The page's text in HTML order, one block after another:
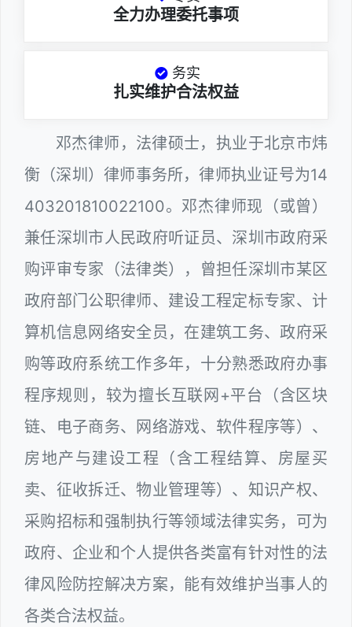
全力办理委托事项
务实
扎实维护合法权益
邓杰律师，法律硕士，执业于北京市炜
衡（深圳）律师事务所，律师执业证号为14
403201810022100。邓杰律师现（或曾）
兼任深圳市人民政府听证员、深圳市政府采
购评审专家（法律类），曾担任深圳市某区
政府部门公职律师、建设工程定标专家、计
算机信息网络安全员，在建筑工务、政府采
购等政府系统工作多年，十分熟悉政府办事
程序规则，较为擅长互联网+平台（含区块
链、电子商务、网络游戏、软件程序等）、
房地产与建设工程（含工程结算、房屋买
卖、征收拆迁、物业管理等）、知识产权、
采购招标和强制执行等领域法律实务，可为
政府、企业和个人提供各类富有针对性的法
律风险防控解决方案，能有效维护当事人的
各类合法权益。